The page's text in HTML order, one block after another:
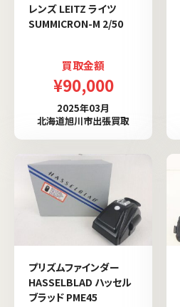
レンズ LEITZ ライツ
SUMMICRON-M 2/50
買取金額
¥90,000
2025年03月
北海道旭川市出張買取
プリズムファインダー
HASSELBLAD ハッセル
ブラッド PME45